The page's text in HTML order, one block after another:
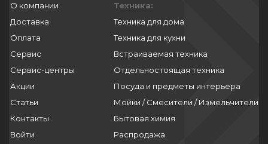
О компании
Доставка
Оплата
Сервис
Сервис-центры
Акции
Статьи
Контакты
Войти
Техника:
Техника для дома
Техника для кухни
Встраиваемая техника
Отдельностоящая техника
Посуда и предметы интерьера
Мойки / Смесители / Измельчители
Бытовая химия
Распродажа